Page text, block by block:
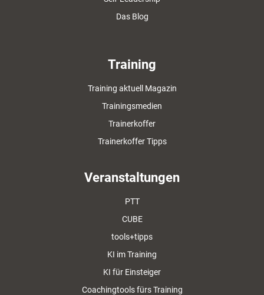
Das Blog
Training
Training aktuell Magazin
Trainingsmedien
Trainerkoffer
Trainerkoffer Tipps
Veranstaltungen
PTT
CUBE
tools+tipps
KI im Training
KI für Einsteiger
Coachingtools fürs Training